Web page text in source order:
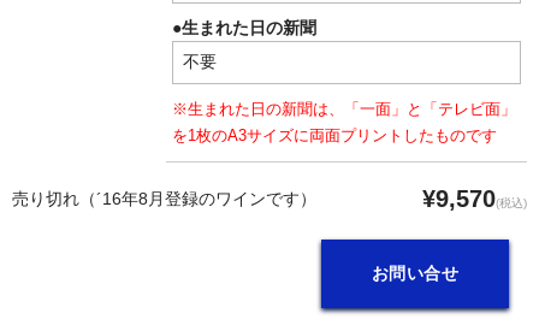
●生まれた日の新聞
※生まれた日の新聞は、「一面」と「テレビ面」
を1枚のA3サイズに両面プリントしたものです
売り切れ（´16年8月登録のワインです） ¥9,570(税込)
お問い合せ